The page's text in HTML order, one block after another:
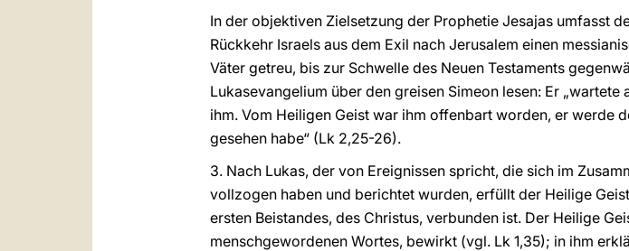
In der objektiven Zielsetzung der Prophetie Jesajas umfasst
Rückkehr Israels aus dem Exil nach Jerusalem einen
Väter getreu, bis zur Schwelle des Neuen Testaments
Lukasevangelium über den greisen Simeon lesen: Er
ihm. Vom Heiligen Geist war ihm offenbart worden, er werde
gesehen habe“ (Lk 2,25-26).
3. Nach Lukas, der von Ereignissen spricht, die sich im
vollzogen haben und berichtet wurden, erfüllt der Heilige
ersten Beistandes, des Christus, verbunden ist. Der Heilige
menschgewordenen Wortes, bewirkt (vgl. Lk 1,35); in ihm